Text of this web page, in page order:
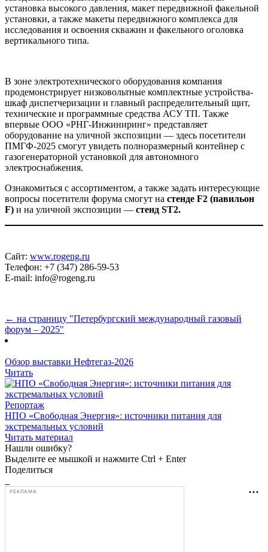
установка высокого давления, макет передвижной факельной
установки, а также макеты передвижного комплекса для
исследования и освоения скважин и факельного оголовка
вертикального типа.
В зоне электротехнического оборудования компания
продемонстрирует низковольтные комплектные устройства-
шкаф диспетчеризации и главный распределительный щит,
технические и программные средства АСУ ТП. Также
впервые ООО «РНГ-Инжиниринг» представляет
оборудование на уличной экспозиции — здесь посетители
ПМГФ-2025 смогут увидеть полноразмерный контейнер с
газогенераторной установкой для автономного
электроснабжения.
Ознакомиться с ассортиментом, а также задать интересующие
вопросы посетители форума смогут на стенде F2 (павильон
F) и на уличной экспозиции — стенд ST2.
Сайт: www.rogeng.ru
Телефон: +7 (347) 286-59-53
E-mail: info@rogeng.ru
← на страницу "Петербургский международный газовый
форум – 2025"
Обзор выставки Нефтегаз-2026
Читать
Репортаж
НПО «Свободная Энергия»: источники питания для
экстремальных условий
Читать материал
Нашли ошибку?
Выделите ее мышкой и нажмите Ctrl + Enter
Поделиться
РЕКЛАМА